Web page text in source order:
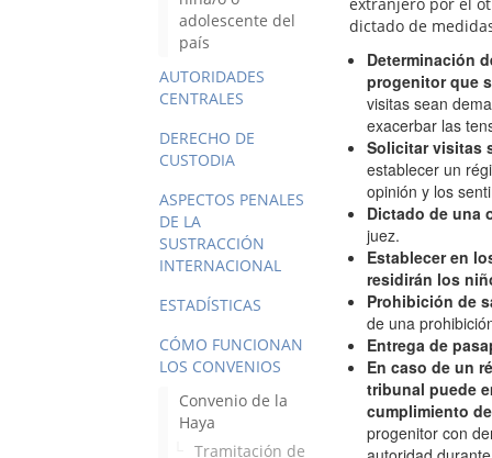
adolescente del
país
AUTORIDADES
CENTRALES
DERECHO DE
CUSTODIA
ASPECTOS PENALES
DE LA
SUSTRACCIÓN
INTERNACIONAL
ESTADÍSTICAS
CÓMO FUNCIONAN
LOS CONVENIOS
Convenio de la
Haya
Tramitación de
dictado de
Determinación
progenitor que
visitas sean
exacerbar las
Solicitar visitas
establecer un
opinión y los
Dictado de una
juez.
Establecer en
residirán los
Prohibición de
de una
Entrega de
En caso de un
tribunal puede
cumplimiento
progenitor con